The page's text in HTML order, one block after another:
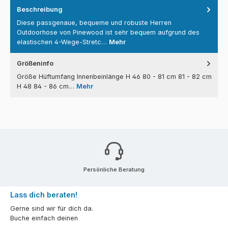
Beschreibung
Diese passgenaue, bequeme und robuste Herren
Outdoorhose von Pinewood ist sehr bequem aufgrund des
elastischen 4-Wege-Stretc… Mehr
Größeninfo
Größe Hüftumfang Innenbeinlänge H 46 80 - 81 cm 81 - 82 cm
H 48 84 - 86 cm… Mehr
Persönliche Beratung
Lass dich beraten!
Gerne sind wir für dich da.
Buche einfach deinen